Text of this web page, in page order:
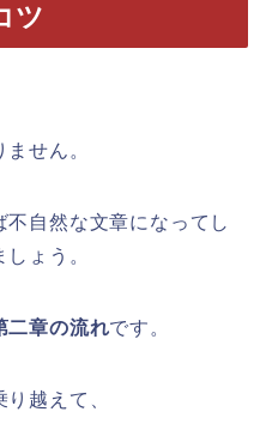
ツ
せん。
自然な文章になってし
ょう。
二章の流れです。
越えて、